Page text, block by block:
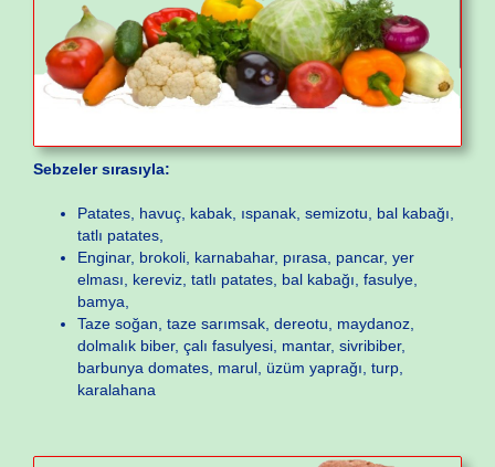
Sebzeler sırasıyla:
Patates, havuç, kabak, ıspanak, semizotu, bal kabağı,
tatlı patates,
Enginar, brokoli, karnabahar, pırasa, pancar, yer
elması, kereviz, tatlı patates, bal kabağı, fasulye,
bamya,
Taze soğan, taze sarımsak, dereotu, maydanoz,
dolmalık biber, çalı fasulyesi, mantar, sivribiber,
barbunya domates, marul, üzüm yaprağı, turp,
karalahana